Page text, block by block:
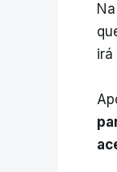
irá